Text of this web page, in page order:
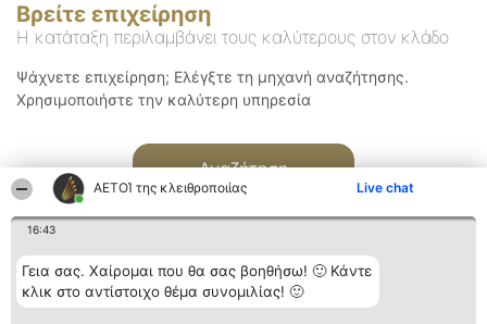
ΑΕΤΟΊ της κλειθροποιίας Live chat
16:43
Γεια σας. Χαίρομαι που θα σας βοηθήσω! 🙂 Κάντε
κλικ στο αντίστοιχο θέμα συνομιλίας! 🙂
Βρείτε επιχείρηση
Η κατάταξη περιλαμβάνει τους καλύτερους στον κλάδο
Ψάχνετε επιχείρηση; Ελέγξτε τη μηχανή αναζήτησης.
Χρησιμοποιήστε την καλύτερη υπηρεσία
Αναζήτηση